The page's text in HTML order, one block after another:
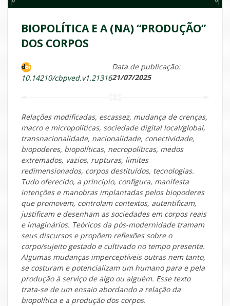
BIOPOLÍTICA E A (NA) “PRODUÇÃO”
DOS CORPOS
10.14210/cbpved.v1.21316
Data de publicação:
21/07/2025
Relações modificadas, escassez, mudança de crenças,
macro e micropolíticas, sociedade digital local/global,
transnacionalidade, nacionalidade, conectividade,
biopoderes, biopolíticas, necropolíticas, medos
extremados, vazios, rupturas, limites
redimensionados, corpos destituídos, tecnologias.
Tudo oferecido, a princípio, configura, manifesta
intenções e manobras implantadas pelos biopoderes
que promovem, controlam contextos, autentificam,
justificam e desenham as sociedades em corpos reais
e imaginários. Teóricos da pós-modernidade tramam
seus discursos e propõem reflexões sobre o
corpo/sujeito gestado e cultivado no tempo presente.
Algumas mudanças imperceptíveis outras nem tanto,
se costuram e potencializam um humano para e pela
produção à serviço de algo ou alguém. Esse texto
trata-se de um ensaio abordando a relação da
biopolítica e a produção dos corpos.